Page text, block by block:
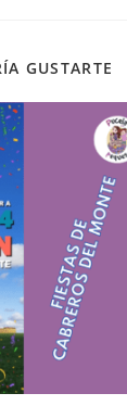
GUSTARTE